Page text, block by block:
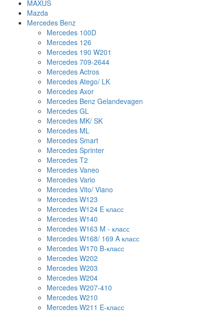
MAXUS
Mazda
Mercedes Benz
Mercedes 100D
Mercedes 126
Mercedes 190 W201
Mercedes 709-2644
Mercedes Actros
Mercedes Atego/ LK
Mercedes Axor
Mercedes Benz Gelandevagen
Mercedes GL
Mercedes MK/ SK
Mercedes ML
Mercedes Smart
Mercedes Sprinter
Mercedes T2
Mercedes Vaneo
Mercedes Vario
Mercedes Vito/ Viano
Mercedes W123
Mercedes W124 E класс
Mercedes W140
Mercedes W163 M - класс
Mercedes W168/ 169 A класс
Mercedes W170 B-класс
Mercedes W202
Mercedes W203
Mercedes W204
Mercedes W207-410
Mercedes W210
Mercedes W211 E-класс